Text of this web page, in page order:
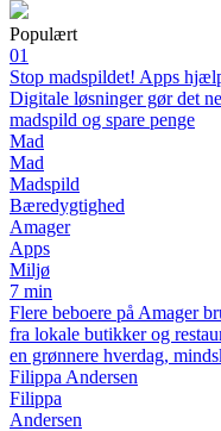
Populært
01
Stop madspildet! Apps
Digitale løsninger gør det
madspild og spare penge
Mad
Mad
Madspild
Bæredygtighed
Amager
Apps
Miljø
7 min
Flere beboere på Amager
fra lokale butikker og
en grønnere hverdag,
Filippa Andersen
Filippa
Andersen